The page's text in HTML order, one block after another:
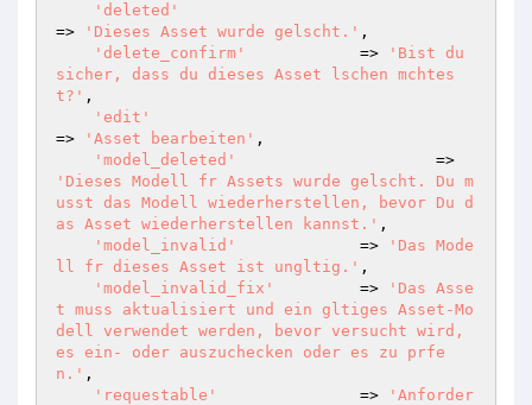
'deleted'
=>
'Dieses Asset wurde gelscht.' ,
'delete_confirm'
            =>
'Bist du
sicher, dass du dieses Asset lschen mchtes
t?' ,
'edit'
=>
'Asset bearbeiten' ,
'model_deleted'
'Dieses Modell fr Assets wurde gelscht. Du m
usst das Modell wiederherstellen, bevor Du d
as Asset wiederherstellen kannst.' ,
'model_invalid'
             =>
'Das Mode
ll fr dieses Asset ist ungltig.' ,
'model_invalid_fix'
         =>
'Das Asse
t muss aktualisiert und ein gltiges Asset-Mo
dell verwendet werden, bevor versucht wird,
es ein- oder auszuchecken oder es zu prfe
n.' ,
'requestable'
               =>
'Anforder